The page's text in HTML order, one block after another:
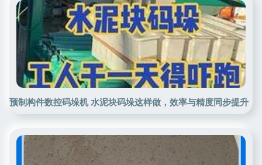
预制构件数控码垛机 水泥块码垛这样做，效率与精度同步提升